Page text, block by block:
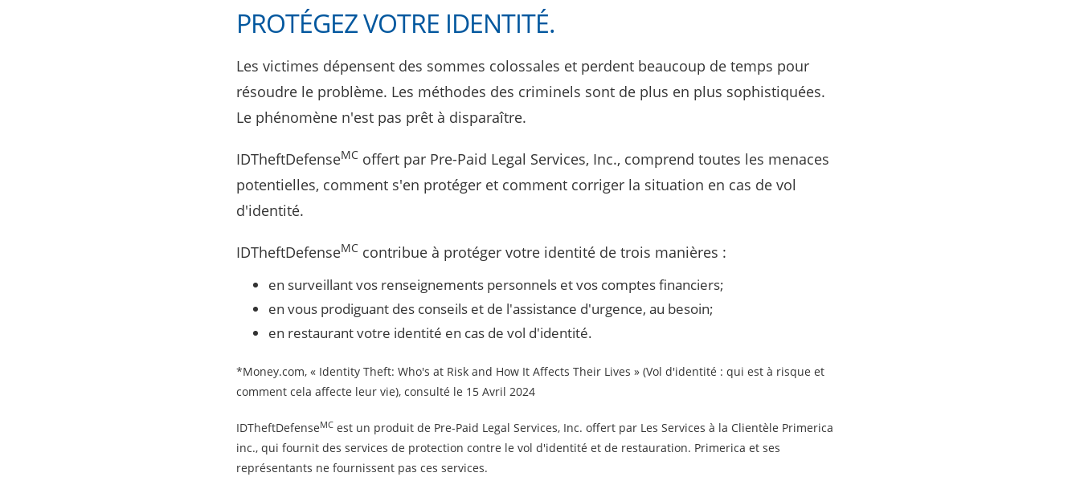
PROTÉGEZ VOTRE IDENTITÉ.
Les victimes dépensent des sommes colossales et perdent beaucoup de temps pour
résoudre le problème. Les méthodes des criminels sont de plus en plus sophistiquées.
Le phénomène n'est pas prêt à disparaître.
IDTheftDefenseMC offert par Pre-Paid Legal Services, Inc., comprend toutes les menaces
potentielles, comment s'en protéger et comment corriger la situation en cas de vol
d'identité.
IDTheftDefenseMC contribue à protéger votre identité de trois manières :
en surveillant vos renseignements personnels et vos comptes financiers;
en vous prodiguant des conseils et de l'assistance d'urgence, au besoin;
en restaurant votre identité en cas de vol d'identité.
*Money.com, « Identity Theft: Who's at Risk and How It Affects Their Lives » (Vol d'identité : qui est à risque et
comment cela affecte leur vie), consulté le 15 Avril 2024
IDTheftDefenseMC est un produit de Pre-Paid Legal Services, Inc. offert par Les Services à la Clientèle Primerica
inc., qui fournit des services de protection contre le vol d'identité et de restauration. Primerica et ses
représentants ne fournissent pas ces services.